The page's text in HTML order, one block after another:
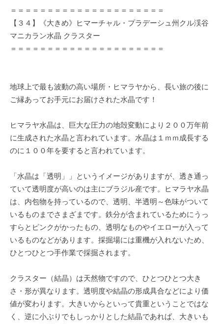
＝＝＝＝＝＝＝＝＝＝＝＝＝＝＝＝＝＝＝＝＝
【３４】《大きめ》ヒマーチャル・プラデーシュ州クル渓谷
マニカラン水晶 クラスター
＝＝＝＝＝＝＝＝＝＝＝＝＝＝＝＝＝＝＝＝＝
地球上で最も波動の高い場所・ヒマラヤから、長い旅の後に
ご縁あってお手元にお届けされた水晶です！
ヒマラヤ水晶は、巨大な圧力の地殻変動により２００万年前
に生成された水晶と言われています。水晶は１ｍｍ成長する
のに１００年を要すると言われています。
「水晶は「透明」」というイメージがありますが、透き通っ
ていて透明度が高いのは主にブラジル産です。ヒマラヤ水晶
は、内包物を持っているので、透明、半透明～色味がついて
いるものまでさまざまです。鉄分が含まれているためにうっ
すらとピンクがかったもの、透明なものやイエローが入って
いるものなどがあります。採掘場には重機が入れないため、
ひとつひとつ手作業で採掘されます。
クラスター（結晶）は天然物ですので、ひとつひとつ大き
さ・形が異なります。透明度や結晶の形成具合などにより価
値が変わります。大きいからといって貴重ということではな
く、逆に小ぶりでもしっかりとした結晶であれば、大きいも